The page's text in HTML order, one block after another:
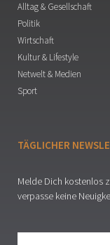
Alltag & Gesellschaft
Politik
Wirtschaft
Kultur & Lifestyle
Netwelt & Medien
Sport
TÄGLICHER
Melde Dich kostenlos
verpasse keine